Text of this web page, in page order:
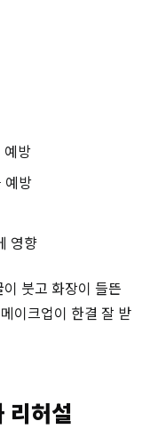
예방
예방
영향
붓고 화장이 들뜬
이크업이 한결 잘 받
리허설